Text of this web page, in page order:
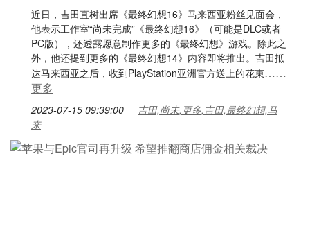
近日，吉田直树出席《最终幻想16》马来西亚粉丝见面会，
他表示工作室“尚未完成”《最终幻想16》（可能是DLC或者
PC版），还透露愿意制作更多的《最终幻想》游戏。除此之
外，他还提到更多的《最终幻想14》内容即将推出。吉田抵
达马来西亚之后，收到PlayStation亚洲官方送上的花束……
更多
2023-07-15 09:39:00
吉田,尚未,更多,吉田,最终幻想,马
来